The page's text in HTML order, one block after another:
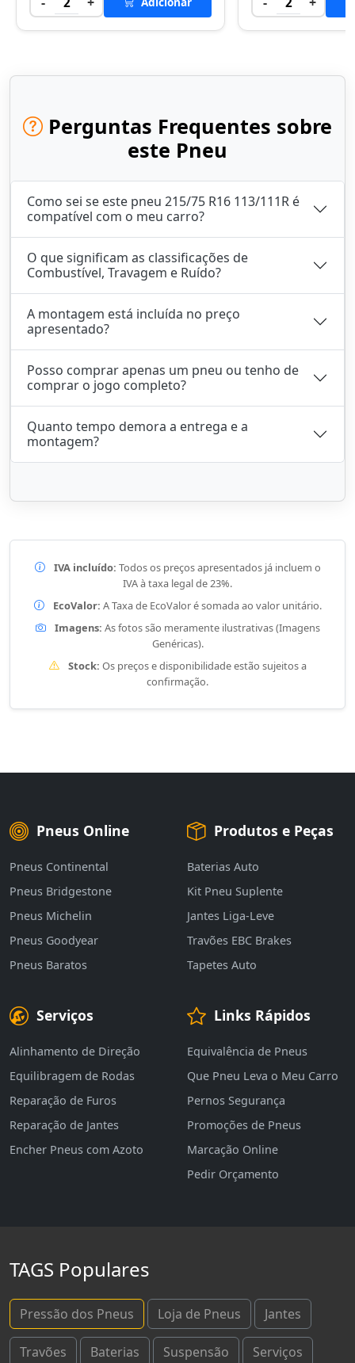
Perguntas Frequentes sobre
este Pneu
Como sei se este pneu 215/75 R16 113/111R é
compatível com o meu carro?
O que significam as classificações de
Combustível, Travagem e Ruído?
A montagem está incluída no preço
apresentado?
Posso comprar apenas um pneu ou tenho de
comprar o jogo completo?
Quanto tempo demora a entrega e a
montagem?
IVA incluído: Todos os preços apresentados já incluem o
IVA à taxa legal de 23%.
EcoValor: A Taxa de EcoValor é somada ao valor unitário.
Imagens: As fotos são meramente ilustrativas (Imagens
Genéricas).
Stock: Os preços e disponibilidade estão sujeitos a
confirmação.
Pneus Online
Pneus Continental
Pneus Bridgestone
Pneus Michelin
Pneus Goodyear
Pneus Baratos
Produtos e Peças
Baterias Auto
Kit Pneu Suplente
Jantes Liga-Leve
Travões EBC Brakes
Tapetes Auto
Serviços
Alinhamento de Direção
Equilibragem de Rodas
Reparação de Furos
Reparação de Jantes
Encher Pneus com Azoto
Links Rápidos
Equivalência de Pneus
Que Pneu Leva o Meu Carro
Pernos Segurança
Promoções de Pneus
Marcação Online
Pedir Orçamento
TAGS Populares
Pressão dos Pneus Loja de Pneus Jantes
Travões Baterias Suspensão Serviços